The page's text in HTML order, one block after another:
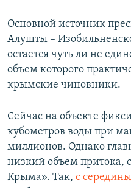
Основной источник
Алушты –
остается чуть ли не
объем которого
крымские чиновники.
Сейчас на объекте
кубометров воды при
миллионов. Однако
низкий объем притока,
Крыма». Так, с